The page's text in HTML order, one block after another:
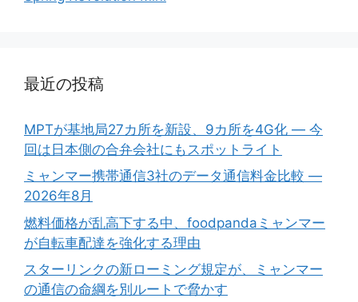
最近の投稿
MPTが基地局27カ所を新設、9カ所を4G化 ― 今
回は日本側の合弁会社にもスポットライト
ミャンマー携帯通信3社のデータ通信料金比較 ―
2026年8月
燃料価格が乱高下する中、foodpandaミャンマー
が自転車配達を強化する理由
スターリンクの新ローミング規定が、ミャンマー
の通信の命綱を別ルートで脅かす